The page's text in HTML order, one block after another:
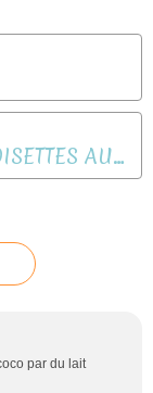
GRATIN DE PATES EPINARDS NOISETTES AUX DEUX FROMAGES
par du lait